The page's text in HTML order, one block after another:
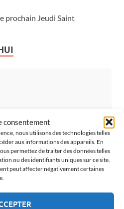
consentement
nous utilisons des technologies telles
aux informations des appareils. En
permettez de traiter des données telles
ou des identifiants uniques sur ce site.
peut affecter négativement certaines
prochain Jeudi Saint